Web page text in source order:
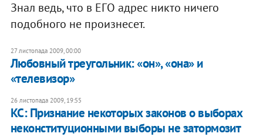
Знал ведь, что в ЕГО адрес никто ничего
подобного не произнесет.
27 листопада 2009, 00:00
Любовный треугольник: «он», «она» и
«телевизор»
26 листопада 2009, 19:55
КС: Признание некоторых законов о выборах
неконституционными выборы не затормозит